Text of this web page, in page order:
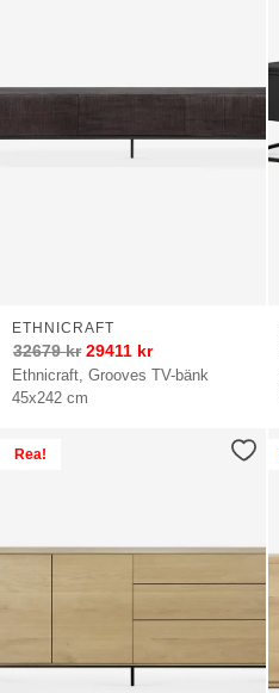
Ethnicraft, Grooves TV-bänk
45x242 cm
ETHNICRAFT
32679kr 29411 kr
Rea!